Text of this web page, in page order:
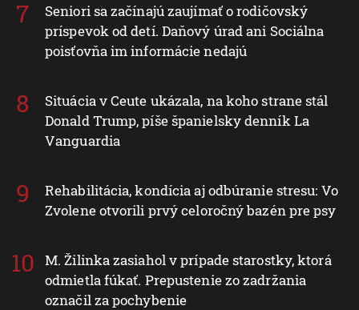
Seniori sa začínajú zaujímať o rodičovský
príspevok od detí. Daňový úrad ani Sociálna
poisťovňa im informácie nedajú
Situácia v Ceute ukázala, na koho strane stál
Donald Trump, píše španielsky denník La
Vanguardia
Rehabilitácia, kondícia aj odbúranie stresu: Vo
Zvolene otvorili prvý celoročný bazén pre psy
M. Žilinka zasiahol v prípade starostky, ktorá
odmietla fúkať. Prepustenie zo zadržania
označil za pochybenie